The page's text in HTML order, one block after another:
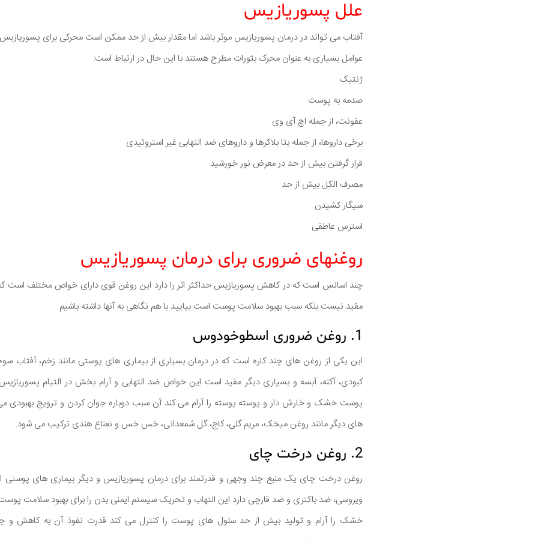
علل پسوریازیس
آفتاب می تواند در درمان پسوریازیس موثر باشد اما مقدار بیش از حد ممکن است محرکی برای
عوامل بسیاری به عنوان محرک بثورات مطرح هستند با این حال در ارتباط است:
ژنتیک
صدمه به پوست
عفونت، از جمله اچ آی وی
برخی داروها، از جمله بتا بلاکرها و داروهای ضد التهابی غیر استروئیدی
قرار گرفتن بیش از حد در معرض نور خورشید
مصرف الکل بیش از حد
سیگار کشیدن
استرس عاطفی
روغنهای ضروری برای درمان پسوریازیس
چند اسانس است که در کاهش پسوریازیس حداکثر اثر را دارد این روغن قوی دارای خواص مختلف است
مفید نیست بلکه سبب بهبود سلامت پوست است بیایید با هم نگاهی به آنها داشته باشیم.
1. روغن ضروری اسطوخودوس
این یکی از روغن های چند کاره است که در درمان بسیاری از بیماری های پوستی مانند زخم، آفتاب
کبودی، آکنه، آبسه و بسیاری دیگر مفید است این خواص ضد التهابی و آرام بخش در التیام
پوست خشک و خارش دار و پوسته پوسته را آرام می کند آن سبب دوباره جوان کردن و ترویج بهبودی
های دیگر مانند روغن میخک، مریم گلی، کاج، گل شمعدانی، خس خس و نعناع هندی ترکیب می شود.
2. روغن درخت چای
روغن درخت چای یک منبع چند وجهی و قدرتمند برای درمان پسوریازیس و دیگر بیماری های
ویروسی، ضد باکتری و ضد قارچی دارد این التهاب و تحریک سیستم ایمنی بدن را برای بهبود سلامت
خشک را آرام و تولید بیش از حد سلول های پوست را کنترل می کند قدرت نفوذ آن به کاهش و